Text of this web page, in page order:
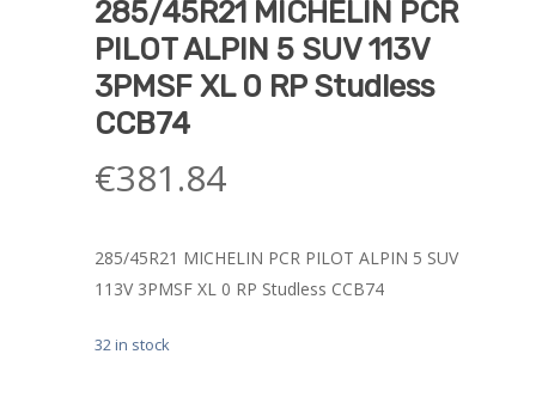
285/45R21 MICHELIN PCR
PILOT ALPIN 5 SUV 113V
3PMSF XL 0 RP Studless
CCB74
€381.84
285/45R21 MICHELIN PCR PILOT ALPIN 5 SUV
113V 3PMSF XL 0 RP Studless CCB74
32 in stock